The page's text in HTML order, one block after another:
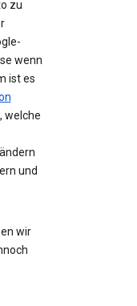
zu
wenn
ist es
welche
und
wir